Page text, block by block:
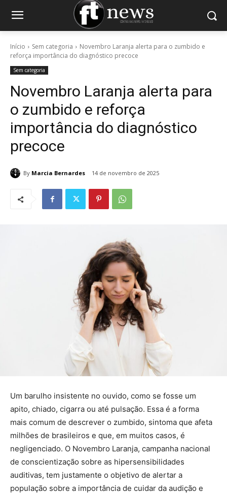
Início Sem categoria
Novembro Laranja alerta para o zumbido e
reforça importância do diagnóstico precoce
Sem categoria
Novembro Laranja alerta para
o zumbido e reforça
importância do diagnóstico
precoce
By Marcia Bernardes 14 de novembro de 2025
Um barulho insistente no ouvido, como se fosse um
apito, chiado, cigarra ou até pulsação. Essa é a forma
mais comum de descrever o zumbido, sintoma que afeta
milhões de brasileiros e que, em muitos casos, é
negligenciado. O Novembro Laranja, campanha nacional
de conscientização sobre as hipersensibilidades
auditivas, tem justamente o objetivo de alertar a
população sobre a importância de cuidar da audição e